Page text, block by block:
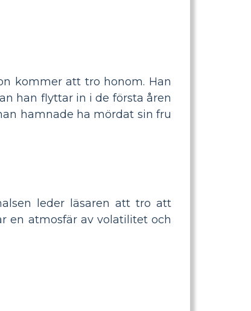
kommer att tro honom. Han
han flyttar in i de första åren
hamnade ha mördat sin fru
leder läsaren att tro att
en atmosfär av volatilitet och